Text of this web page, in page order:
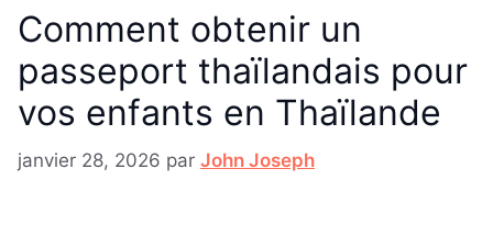
Comment obtenir un
passeport thaïlandais pour
vos enfants en Thaïlande
janvier 28, 2026 par John Joseph